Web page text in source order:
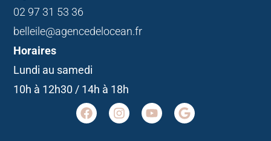
02 97 31 53 36
belleile@agencedelocean.fr
Horaires
Lundi au samedi
10h à 12h30 / 14h à 18h